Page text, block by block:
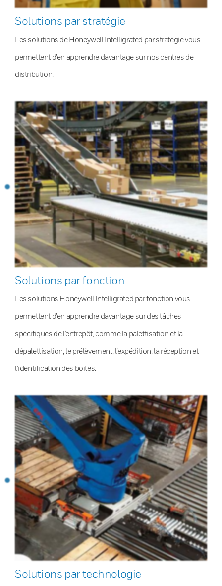
Solutions par stratégie
Les solutions de Honeywell Intelligrated par stratégie vous
permettent d’en apprendre davantage sur nos centres de
distribution.
Solutions par fonction
Les solutions Honeywell Intelligrated par fonction vous
permettent d’en apprendre davantage sur des tâches
spécifiques de l’entrepôt, comme la palettisation et la
dépalettisation, le prélèvement, l’expédition, la réception et
l’identification des boîtes.
Solutions par technologie